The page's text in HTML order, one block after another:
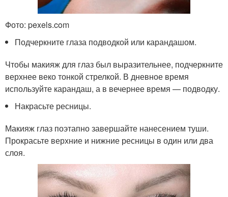
Фото: pexels.com
Подчеркните глаза подводкой или карандашом.
Чтобы макияж для глаз был выразительнее, подчеркните
верхнее веко тонкой стрелкой. В дневное время
используйте карандаш, а в вечернее время — подводку.
Накрасьте ресницы.
Макияж глаз поэтапно завершайте нанесением туши.
Прокрасьте верхние и нижние ресницы в один или два
слоя.